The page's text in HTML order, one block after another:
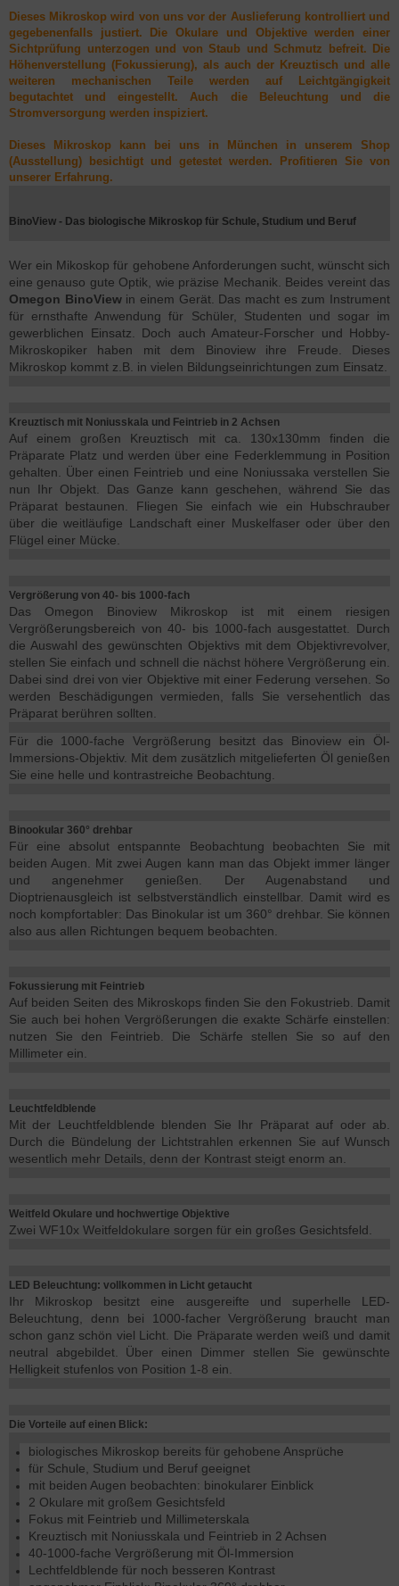
Dieses Mikroskop wird von uns vor der Auslieferung kontrolliert und
gegebenenfalls justiert. Die Okulare und Objektive werden einer
Sichtprüfung unterzogen und von Staub und Schmutz befreit. Die
Höhenverstellung (Fokussierung), als auch der Kreuztisch und alle
weiteren mechanischen Teile werden auf Leichtgängigkeit
begutachtet und eingestellt. Auch die Beleuchtung und die
Stromversorgung werden inspiziert.
Dieses Mikroskop kann bei uns in München in unserem Shop
(Ausstellung) besichtigt und getestet werden. Profitieren Sie von
unserer Erfahrung.
BinoView - Das biologische Mikroskop für Schule, Studium und Beruf
Wer ein Mikoskop für gehobene Anforderungen sucht, wünscht sich
eine genauso gute Optik, wie präzise Mechanik. Beides vereint das
Omegon BinoViewin einem Gerät. Das macht es zum Instrument
für ernsthafte Anwendung für Schüler, Studenten und sogar im
gewerblichen Einsatz. Doch auch Amateur-Forscher und Hobby-
Mikroskopiker haben mit dem Binoview ihre Freude. Dieses
Mikroskop kommt z.B. in vielen Bildungseinrichtungen zum Einsatz.
Kreuztisch mit Noniusskala und Feintrieb in 2 Achsen
Auf einem großen Kreuztisch mit ca. 130x130mm finden die
Präparate Platz und werden über eine Federklemmung in Position
gehalten. Über einen Feintrieb und eine Noniussaka verstellen Sie
nun Ihr Objekt. Das Ganze kann geschehen, während Sie das
Präparat bestaunen. Fliegen Sie einfach wie ein Hubschrauber
über die weitläufige Landschaft einer Muskelfaser oder über den
Flügel einer Mücke.
Vergrößerung von 40- bis 1000-fach
Das Omegon Binoview Mikroskop ist mit einem riesigen
Vergrößerungsbereich von 40- bis 1000-fach ausgestattet. Durch
die Auswahl des gewünschten Objektivs mit dem Objektivrevolver,
stellen Sie einfach und schnell die nächst höhere Vergrößerung ein.
Dabei sind drei von vier Objektive mit einer Federung versehen. So
werden Beschädigungen vermieden, falls Sie versehentlich das
Präparat berühren sollten.
Für die 1000-fache Vergrößerung besitzt das Binoview ein Öl-
Immersions-Objektiv. Mit dem zusätzlich mitgelieferten Öl genießen
Sie eine helle und kontrastreiche Beobachtung.
Binookular 360° drehbar
Für eine absolut entspannte Beobachtung beobachten Sie mit
beiden Augen. Mit zwei Augen kann man das Objekt immer länger
und angenehmer genießen. Der Augenabstand und
Dioptrienausgleich ist selbstverständlich einstellbar. Damit wird es
noch kompfortabler: Das Binokular ist um 360° drehbar. Sie können
also aus allen Richtungen bequem beobachten.
Fokussierung mit Feintrieb
Auf beiden Seiten des Mikroskops finden Sie den Fokustrieb. Damit
Sie auch bei hohen Vergrößerungen die exakte Schärfe einstellen:
nutzen Sie den Feintrieb. Die Schärfe stellen Sie so auf den
Millimeter ein.
Leuchtfeldblende
Mit der Leuchtfeldblende blenden Sie Ihr Präparat auf oder ab.
Durch die Bündelung der Lichtstrahlen erkennen Sie auf Wunsch
wesentlich mehr Details, denn der Kontrast steigt enorm an.
Weitfeld Okulare und hochwertige Objektive
Zwei WF10x Weitfeldokulare sorgen für ein großes Gesichtsfeld.
LED Beleuchtung: vollkommen in Licht getaucht
Ihr Mikroskop besitzt eine ausgereifte und superhelle LED-
Beleuchtung, denn bei 1000-facher Vergrößerung braucht man
schon ganz schön viel Licht. Die Präparate werden weiß und damit
neutral abgebildet. Über einen Dimmer stellen Sie gewünschte
Helligkeit stufenlos von Position 1-8 ein.
Die Vorteile auf einen Blick:
biologisches Mikroskop bereits für gehobene Ansprüche
für Schule, Studium und Beruf geeignet
mit beiden Augen beobachten: binokularer Einblick
2 Okulare mit großem Gesichtsfeld
Fokus mit Feintrieb und Millimeterskala
Kreuztisch mit Noniusskala und Feintrieb in 2 Achsen
40-1000-fache Vergrößerung mit Öl-Immersion
Lechtfeldblende für noch besseren Kontrast